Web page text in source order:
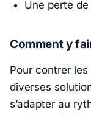
Une perte
Comment y
Pour contrer
diverses
s’adapter au